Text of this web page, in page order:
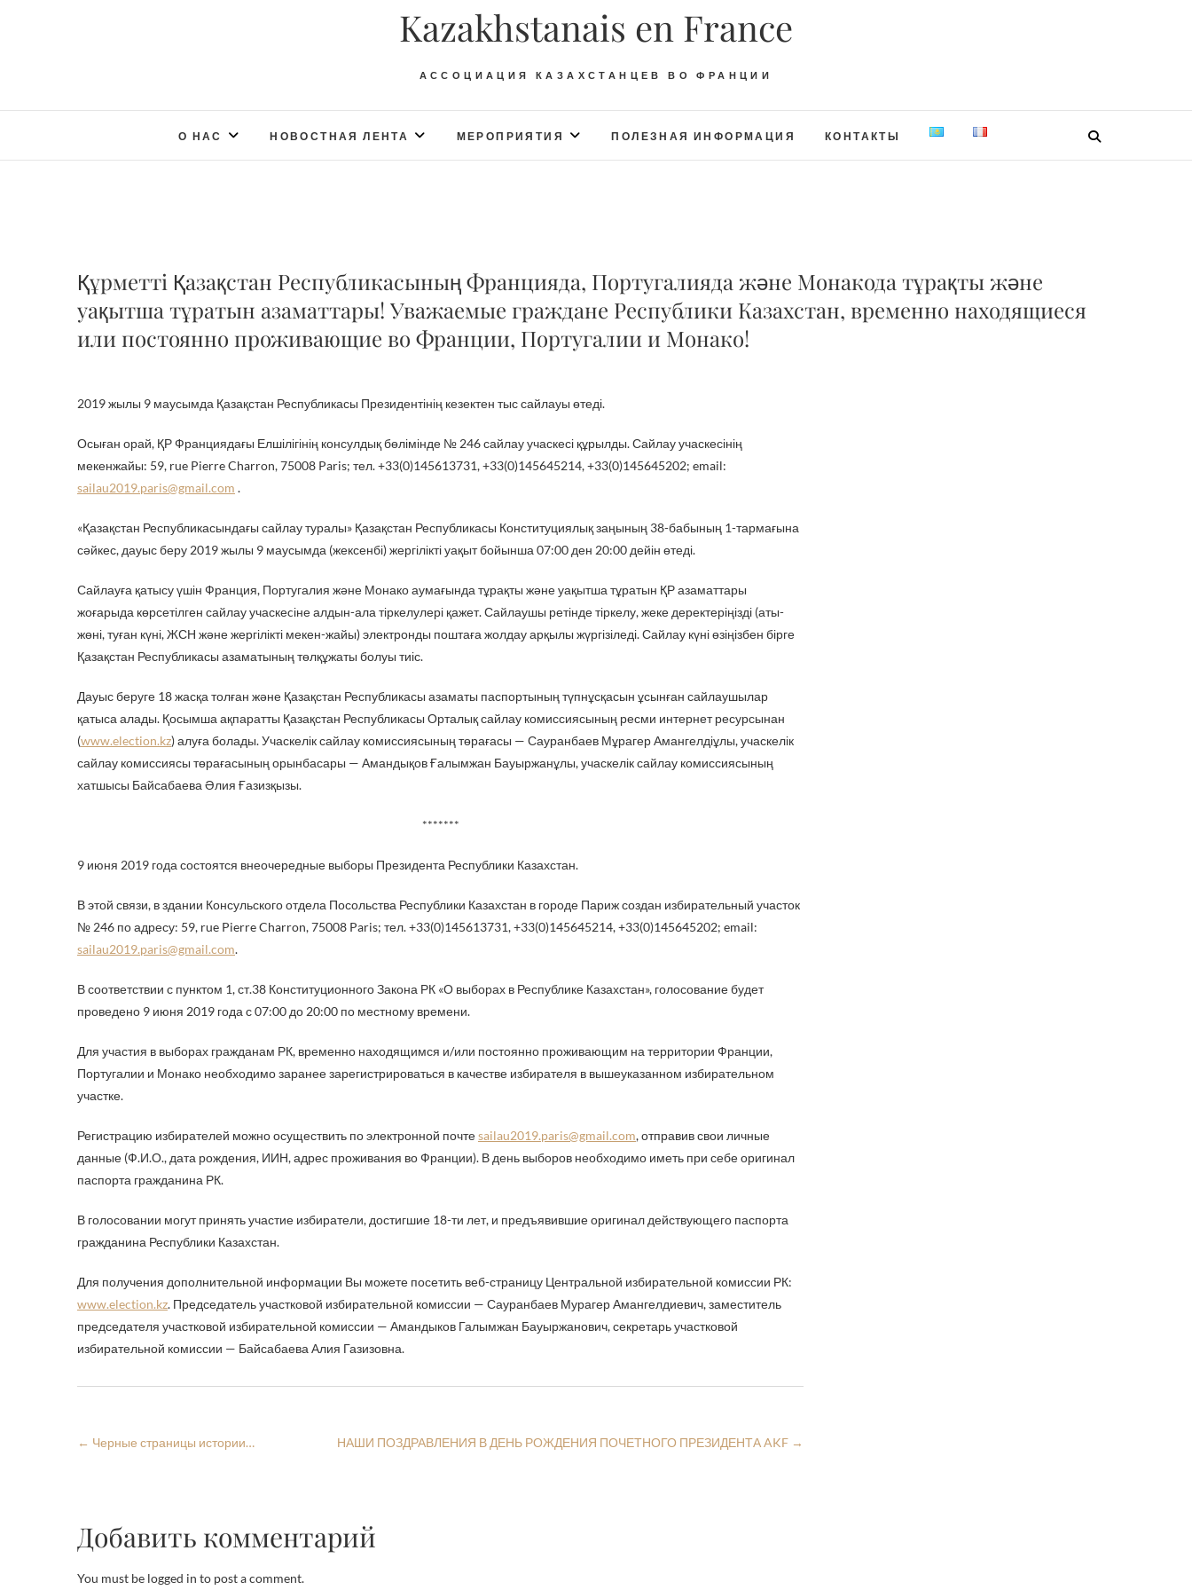
Kazakhstanais en France
АССОЦИАЦИЯ КАЗАХСТАНЦЕВ ВО ФРАНЦИИ
О НАС НОВОСТНАЯ ЛЕНТА МЕРОПРИЯТИЯ ПОЛЕЗНАЯ ИНФОРМАЦИЯ КОНТАКТЫ
Құрметті Қазақстан Республикасының Францияда, Португалияда және Монакода тұрақты және
уақытша тұратын азаматтары! Уважаемые граждане Республики Казахстан, временно находящиеся
или постоянно проживающие во Франции, Португалии и Монако!
2019 жылы 9 маусымда Қазақстан Республикасы Президентінің кезектен тыс сайлауы өтеді.
Осыған орай, ҚР Франциядағы Елшілігінің консулдық бөлімінде № 246 сайлау учаскесі құрылды. Сайлау учаскесінің
мекенжайы: 59, rue Pierre Charron, 75008 Paris; тел. +33(0)145613731, +33(0)145645214, +33(0)145645202; email:
sailau2019.paris@gmail.com .
«Қазақстан Республикасындағы сайлау туралы» Қазақстан Республикасы Конституциялық заңының 38-бабының 1-тармағына
сәйкес, дауыс беру 2019 жылы 9 маусымда (жексенбі) жергілікті уақыт бойынша 07:00 ден 20:00 дейін өтеді.
Сайлауға қатысу үшін Франция, Португалия және Монако аумағында тұрақты және уақытша тұратын ҚР азаматтары
жоғарыда көрсетілген сайлау учаскеcіне алдын-ала тіркелулері қажет. Сайлаушы ретінде тіркелу, жеке деректеріңізді (аты-
жөні, туған күні, ЖСН және жергілікті мекен-жайы) электронды поштаға жолдау арқылы жүргізіледі. Сайлау күні өзіңізбен бірге
Қазақстан Республикасы азаматының төлқұжаты болуы тиіс.
Дауыс беруге 18 жасқа толған және Қазақстан Республикасы азаматы паспортының түпнұсқасын ұсынған сайлаушылар
қатыса алады. Қосымша ақпаратты Қазақстан Республикасы Орталық сайлау комиссиясының ресми интернет ресурсынан
(www.election.kz) алуға болады. Учаскелік сайлау комиссиясының төрағасы — Сауранбаев Мұрагер Амангелдіұлы, учаскелік
сайлау комиссиясы төрағасының орынбасары — Амандықов Ғалымжан Бауыржанұлы, учаскелік сайлау комиссиясының
хатшысы Байсабаева Әлия Ғазизқызы.
*******
9 июня 2019 года состоятся внеочередные выборы Президента Республики Казахстан.
В этой связи, в здании Консульского отдела Посольства Республики Казахстан в городе Париж создан избирательный участок
№ 246 по адресу: 59, rue Pierre Charron, 75008 Paris; тел. +33(0)145613731, +33(0)145645214, +33(0)145645202; email:
sailau2019.paris@gmail.com.
В соответствии с пунктом 1, ст.38 Конституционного Закона РК «О выборах в Республике Казахстан», голосование будет
проведено 9 июня 2019 года с 07:00 до 20:00 по местному времени.
Для участия в выборах гражданам РК, временно находящимся и/или постоянно проживающим на территории Франции,
Португалии и Монако необходимо заранее зарегистрироваться в качестве избирателя в вышеуказанном избирательном
участке.
Регистрацию избирателей можно осуществить по электронной почтеsailau2019.paris@gmail.com, отправив свои личные
данные (Ф.И.О., дата рождения, ИИН, адрес проживания во Франции). В день выборов необходимо иметь при себе оригинал
паспорта гражданина РК.
В голосовании могут принять участие избиратели, достигшие 18-ти лет, и предъявившие оригинал действующего паспорта
гражданина Республики Казахстан.
Для получения дополнительной информации Вы можете посетить веб-страницу Центральной избирательной комиссии РК:
www.election.kz. Председатель участковой избирательной комиссии — Сауранбаев Мурагер Амангелдиевич, заместитель
председателя участковой избирательной комиссии — Амандыков Галымжан Бауыржанович, секретарь участковой
избирательной комиссии — Байсабаева Алия Газизовна.
← Черные страницы истории… НАШИ ПОЗДРАВЛЕНИЯ В ДЕНЬ РОЖДЕНИЯ ПОЧЕТНОГО ПРЕЗИДЕНТА AKF →
Добавить комментарий
You must be logged in to post a comment.